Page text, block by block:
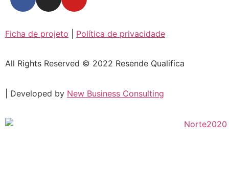
Ficha de projeto Política de privacidade
All Rights Reserved © 2022 Resende Qualifica
| Developed by New Business Consulting